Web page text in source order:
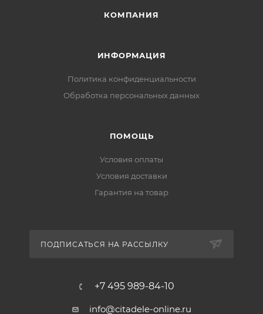
КОМПАНИЯ
ИНФОРМАЦИЯ
Политика конфиденциальности
Обработка персональных данных
ПОМОЩЬ
Условия оплаты
Условия доставки
Гарантия на товар
ПОДПИСАТЬСЯ НА РАССЫЛКУ
+7 495 989-84-10
info@citadele-online.ru